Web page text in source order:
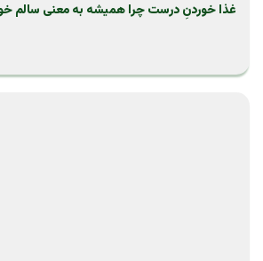
غذا خوردنِ درست چرا همیشه به معنی سالم